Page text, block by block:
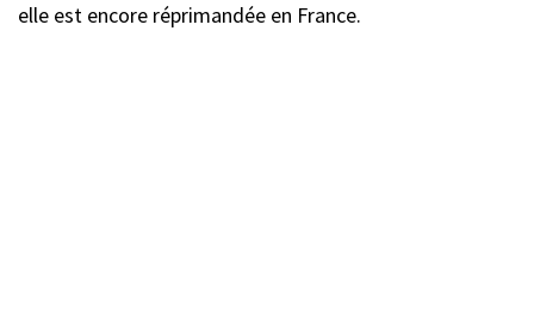
elle est encore réprimandée en France.